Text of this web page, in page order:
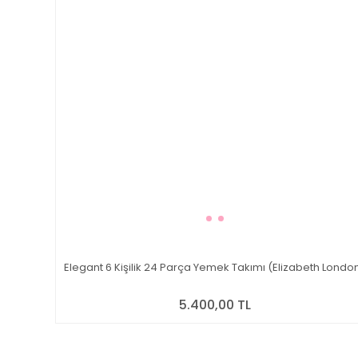
Elegant 6 Kişilik 24 Parça Yemek Takımı (Elizabeth
5.400,00 TL